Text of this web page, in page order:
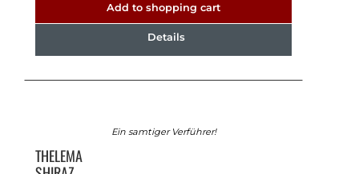
Add to shopping cart
Details
Ein samtiger Verführer!
THELEMA